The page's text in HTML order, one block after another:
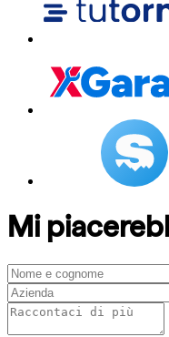
Mi